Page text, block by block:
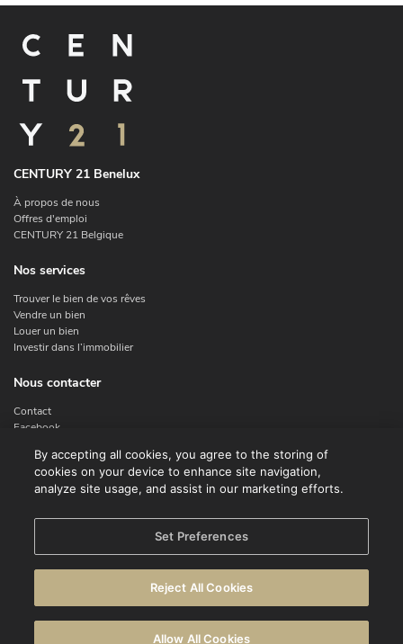
CENTURY 21 Benelux
À propos de nous
Offres d'emploi
CENTURY 21 Belgique
Nos services
Trouver le bien de vos rêves
Vendre un bien
Louer un bien
Investir dans l’immobilier
Nous contacter
Contact
Facebook
Linkedin
Conditions d'utilisation
Déclaration de confidentialité
Politique en matière de cookies
By accepting all cookies, you agree to the storing of
cookies on your device to enhance site navigation,
analyze site usage, and assist in our marketing efforts.
Set Preferences
Reject All Cookies
Allow All Cookies